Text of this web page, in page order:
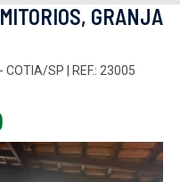
GRANJA
SP | REF.: 23005